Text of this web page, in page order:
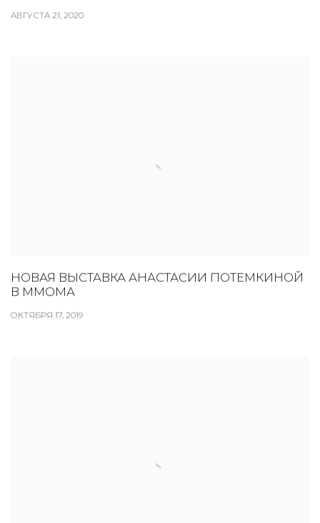
АВГУСТА 21, 2020
НОВАЯ ВЫСТАВКА АНАСТАСИИ ПОТЕМКИНОЙ
В ММОМА
ОКТЯБРЯ 17, 2019